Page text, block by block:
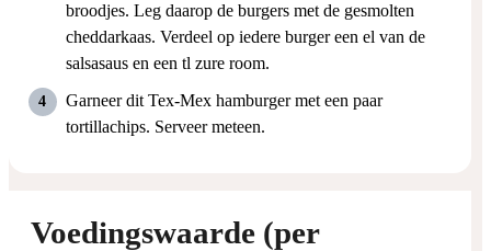
broodjes. Leg daarop de burgers met de gesmolten
cheddarkaas. Verdeel op iedere burger een el van de
salsasaus en een tl zure room.
Garneer dit Tex-Mex hamburger met een paar
tortillachips. Serveer meteen.
Voedingswaarde (per